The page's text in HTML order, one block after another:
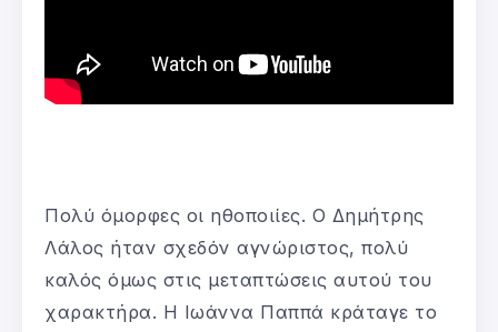
Πολύ όμορφες οι ηθοποιίες. Ο Δημήτρης
Λάλος ήταν σχεδόν αγνώριστος, πολύ
καλός όμως στις μεταπτώσεις αυτού του
χαρακτήρα. Η Ιωάννα Παππά κράταγε το